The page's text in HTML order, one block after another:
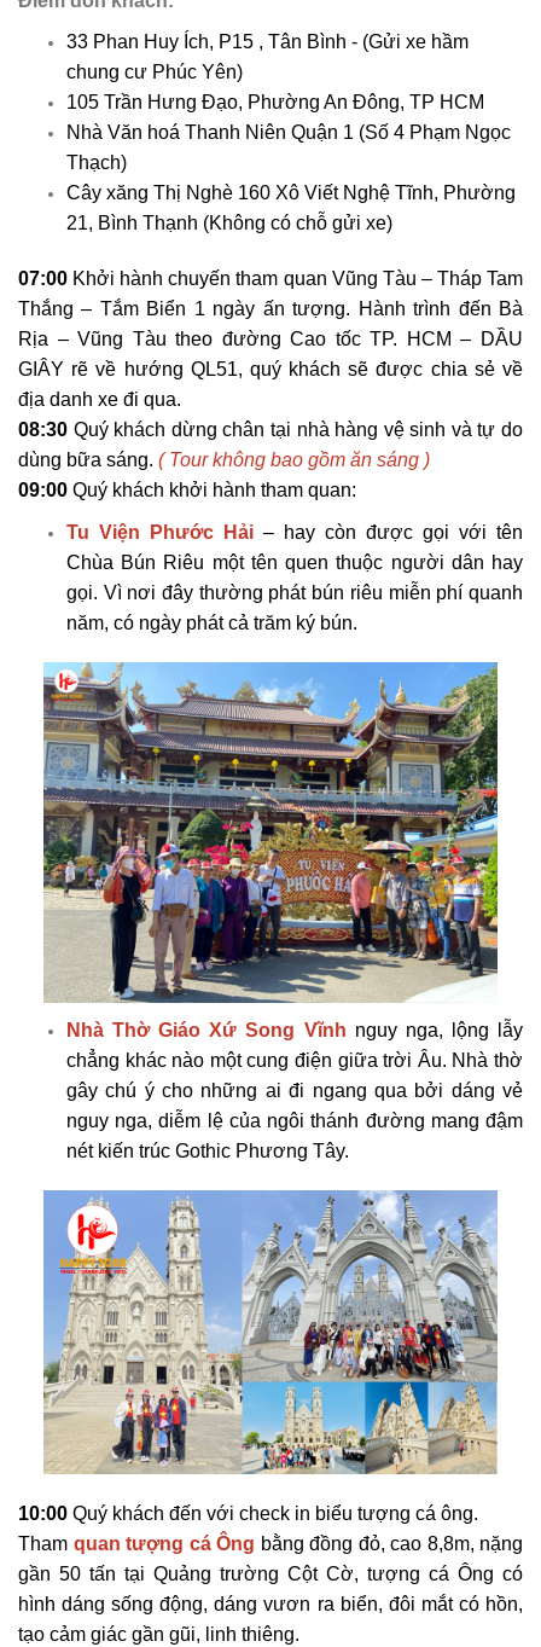
33 Phan Huy Ích, P15 , Tân Bình - (Gửi xe hầm
chung cư Phúc Yên)
105 Trần Hưng Đạo, Phường An Đông, TP HCM
Nhà Văn hoá Thanh Niên Quận 1 (Số 4 Phạm Ngọc
Thạch)
Cây xăng Thị Nghè 160 Xô Viết Nghệ Tĩnh, Phường
21, Bình Thạnh (Không có chỗ gửi xe)
07:00 Khởi hành chuyến tham quan Vũng Tàu – Tháp Tam
Thắng – Tắm Biển 1 ngày ấn tượng. Hành trình đến Bà
Rịa – Vũng Tàu theo đường Cao tốc TP. HCM – DẦU
GIÂY rẽ về hướng QL51, quý khách sẽ được chia sẻ về
địa danh xe đi qua.
08:30 Quý khách dừng chân tại nhà hàng vệ sinh và tự do
dùng bữa sáng. ( Tour không bao gồm ăn sáng )
09:00 Quý khách khởi hành tham quan:
Tu Viện Phước Hải – hay còn được gọi với tên
Chùa Bún Riêu một tên quen thuộc người dân hay
gọi. Vì nơi đây thường phát bún riêu miễn phí quanh
năm, có ngày phát cả trăm ký bún.
Nhà Thờ Giáo Xứ Song Vĩnh nguy nga, lộng lẫy
chẳng khác nào một cung điện giữa trời Âu. Nhà thờ
gây chú ý cho những ai đi ngang qua bởi dáng vẻ
nguy nga, diễm lệ của ngôi thánh đường mang đậm
nét kiến trúc Gothic Phương Tây.
10:00 Quý khách đến với check in biểu tượng cá ông.
Tham quan tượng cá Ông bằng đồng đỏ, cao 8,8m, nặng
gần 50 tấn tại Quảng trường Cột Cờ, tượng cá Ông có
hình dáng sống động, dáng vươn ra biển, đôi mắt có hồn,
tạo cảm giác gần gũi, linh thiêng.